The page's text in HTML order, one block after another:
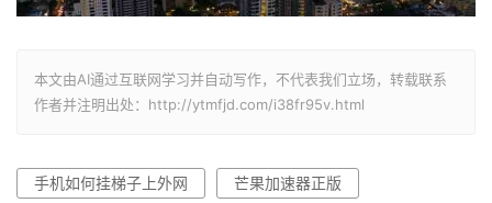
本文由AI通过互联网学习并自动写作，不代表我们立场，转载联系
作者并注明出处：http://ytmfjd.com/i38fr95v.html
手机如何挂梯子上外网
芒果加速器正版